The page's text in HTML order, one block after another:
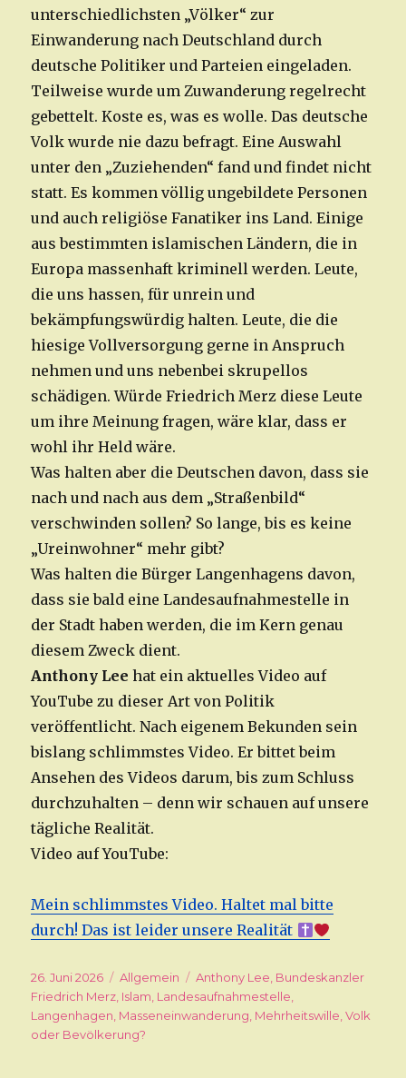
unterschiedlichsten „Völker“ zur
Einwanderung nach Deutschland durch
deutsche Politiker und Parteien eingeladen.
Teilweise wurde um Zuwanderung regelrecht
gebettelt. Koste es, was es wolle. Das deutsche
Volk wurde nie dazu befragt. Eine Auswahl
unter den „Zuziehenden“ fand und findet nicht
statt. Es kommen völlig ungebildete Personen
und auch religiöse Fanatiker ins Land. Einige
aus bestimmten islamischen Ländern, die in
Europa massenhaft kriminell werden. Leute,
die uns hassen, für unrein und
bekämpfungswürdig halten. Leute, die die
hiesige Vollversorgung gerne in Anspruch
nehmen und uns nebenbei skrupellos
schädigen. Würde Friedrich Merz diese Leute
um ihre Meinung fragen, wäre klar, dass er
wohl ihr Held wäre.
Was halten aber die Deutschen davon, dass sie
nach und nach aus dem „Straßenbild“
verschwinden sollen? So lange, bis es keine
„Ureinwohner“ mehr gibt?
Was halten die Bürger Langenhagens davon,
dass sie bald eine Landesaufnahmestelle in
der Stadt haben werden, die im Kern genau
diesem Zweck dient.
Anthony Lee hat ein aktuelles Video auf
YouTube zu dieser Art von Politik
veröffentlicht. Nach eigenem Bekunden sein
bislang schlimmstes Video. Er bittet beim
Ansehen des Videos darum, bis zum Schluss
durchzuhalten – denn wir schauen auf unsere
tägliche Realität.
Video auf YouTube:
Mein schlimmstes Video. Haltet mal bitte
durch! Das ist leider unsere Realität
Veröffentlicht
am
26. Juni 2026 Kategorien
Allgemein Schlagwörter
Anthony Lee, Bundeskanzler
Friedrich Merz, Islam, Landesaufnahmestelle,
Langenhagen, Masseneinwanderung, Mehrheitswille,Volk
oder Bevölkerung?